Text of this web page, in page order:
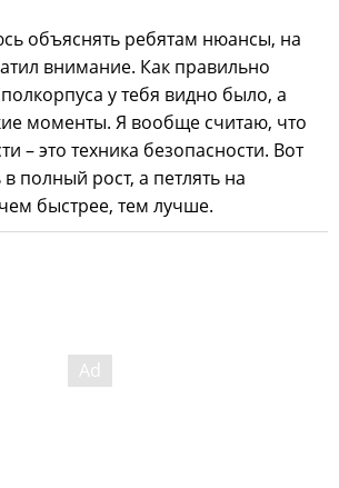
объяснять ребятам нюансы, на
внимание. Как правильно
у тебя видно было, а
моменты. Я вообще считаю, что
– это техника безопасности. Вот
полный рост, а петлять на
быстрее, тем лучше.